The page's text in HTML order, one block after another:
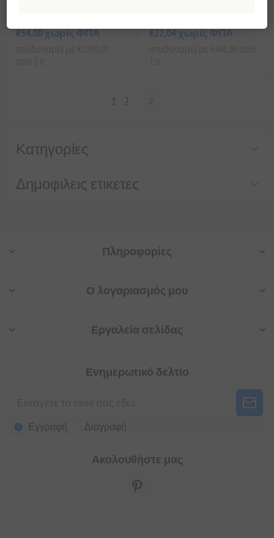
Κατηγορίες
Δημοφιλεις ετικετες
€54,00 χωρίς ΦΠΑ €22,04 χωρίς ΦΠΑ
1 2
Πληροφορίες
Ο λογαριασμός μου
Εργαλεία σελίδας
Ενημερωτικό δελτίο
Εγγραφή Διαγραφή
Ακολουθήστε μας